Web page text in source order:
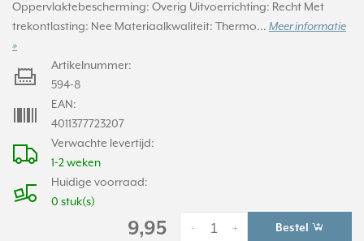
Oppervlaktebescherming: Overig Uitvoerrichting: Recht Met
trekontlasting: Nee Materiaalkwaliteit: Thermo... Meer informatie
»
Verwachte levertijd:
1-2 weken
Huidige voorraad:
0 stuk(s)
Artikelnummer:
594-8
EAN:
4011377723207
9,95 +
- Bestel